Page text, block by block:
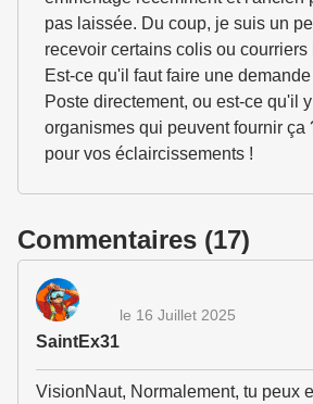
pas laissée. Du coup, je suis un
recevoir certains colis ou courriers
Est-ce qu'il faut faire une
Poste directement, ou est-ce qu'il
organismes qui peuvent fournir ça
pour vos éclaircissements !
Commentaires (17)
SaintEx31
le 16 Juillet 2025
VisionNaut, Normalement, tu peux